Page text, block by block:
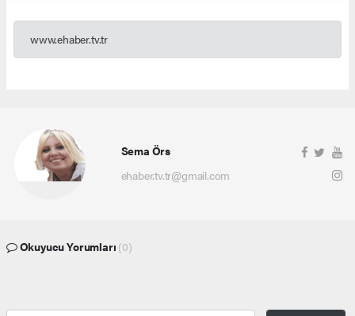
www.ehaber.tv.tr
Sema Örs
ehaber.tv.tr@gmail.com
Okuyucu Yorumları (0)